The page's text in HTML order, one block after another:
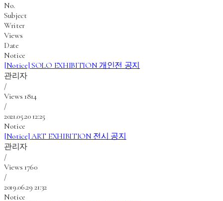
No.
Subject
Writer
Views
Date
Notice
[Notice] SOLO EXHIBITION 개인전 공지
관리자
/
Views 1814
/
2021.05.20 12:25
Notice
[Notice]ART EXHIBITION 전시 공지
관리자
/
Views 1760
/
2019.06.29 21:32
Notice